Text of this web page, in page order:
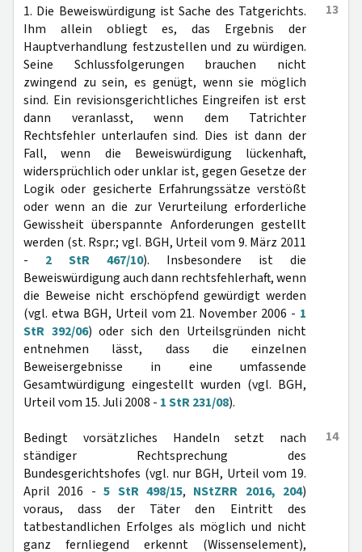
13
1. Die Beweiswürdigung ist Sache des Tatgerichts.
Ihm allein obliegt es, das Ergebnis der
Hauptverhandlung festzustellen und zu würdigen.
Seine Schlussfolgerungen brauchen nicht
zwingend zu sein, es genügt, wenn sie möglich
sind. Ein revisionsgerichtliches Eingreifen ist erst
dann veranlasst, wenn dem Tatrichter
Rechtsfehler unterlaufen sind. Dies ist dann der
Fall, wenn die Beweiswürdigung lückenhaft,
widersprüchlich oder unklar ist, gegen Gesetze der
Logik oder gesicherte Erfahrungssätze verstößt
oder wenn an die zur Verurteilung erforderliche
Gewissheit überspannte Anforderungen gestellt
werden (st. Rspr.; vgl. BGH, Urteil vom 9. März 2011
- 2 StR 467/10). Insbesondere ist die
Beweiswürdigung auch dann rechtsfehlerhaft, wenn
die Beweise nicht erschöpfend gewürdigt werden
(vgl. etwa BGH, Urteil vom 21. November 2006 - 1
StR 392/06) oder sich den Urteilsgründen nicht
entnehmen lässt, dass die einzelnen
Beweisergebnisse in eine umfassende
Gesamtwürdigung eingestellt wurden (vgl. BGH,
Urteil vom 15. Juli 2008 - 1 StR 231/08).
14
Bedingt vorsätzliches Handeln setzt nach
ständiger Rechtsprechung des
Bundesgerichtshofes (vgl. nur BGH, Urteil vom 19.
April 2016 -5 StR 498/15, NStZRR 2016, 204)
voraus, dass der Täter den Eintritt des
tatbestandlichen Erfolges als möglich und nicht
ganz fernliegend erkennt (Wissenselement),